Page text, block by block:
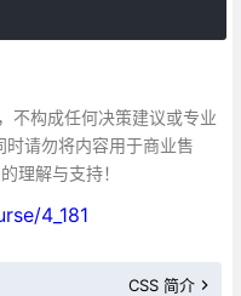
不构成任何决策建议或专业
请勿将内容用于商业售
理解与支持！
4_181
CSS 简介